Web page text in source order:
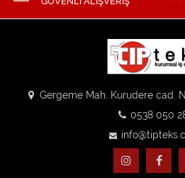
Gergeme Mah. Kurudere cad.
0538 050